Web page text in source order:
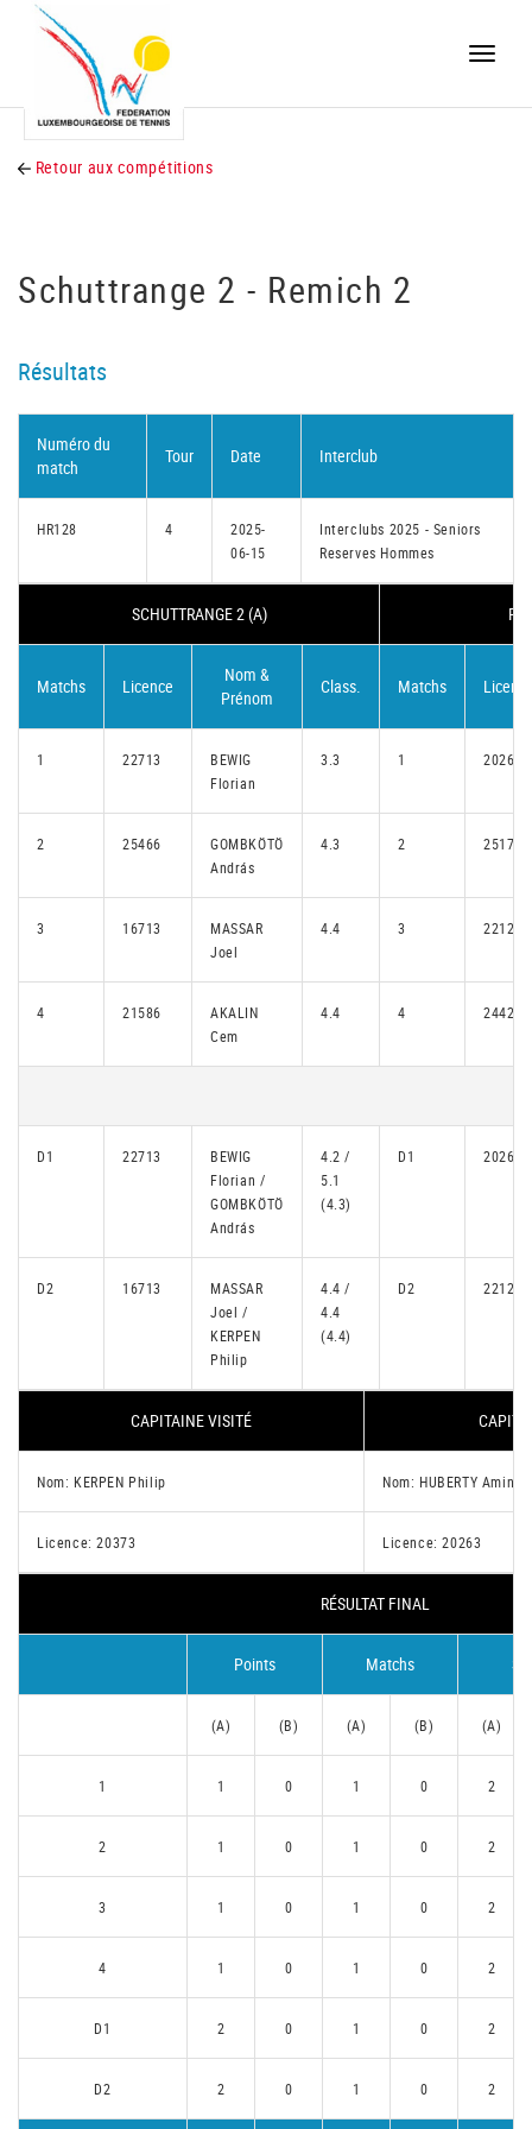
Toggle
Retour aux compétitions
Schuttrange 2 - Remich 2
Résultats
Numéro du
match
Tour Date Interclub
HR128 4
2025-
06-15
Interclubs 2025 - Seniors
Reserves Hommes
SCHUTTRANGE 2 (A)
Matchs Licence
Nom &
Prénom
Class. Matchs
1 22713
BEWIG
Florian
3.3 1 20263
2 25466
GOMBKÖTÖ
András
4.3 2 25177
3 16713
MASSAR
Joel
4.4 3 22123
4 21586
AKALIN
Cem
4.4 4 24425
D1 22713
BEWIG
Florian /
GOMBKÖTÖ
András
4.2 /
5.1
(4.3)
D1 20263
D2 16713
MASSAR
Joel /
KERPEN
Philip
4.4 /
4.4
(4.4)
D2 22123
CAPITAINE VISITÉ
Nom: KERPEN Philip Nom: HUBERTY Amin
Licence: 20373 Licence: 20263
RÉSULTAT FINAL
Points Matchs
(A) (B) (A) (B) (A)
1 1 0 1 0 2
2 1 0 1 0 2
3 1 0 1 0 2
4 1 0 1 0 2
D1 2 0 1 0 2
D2 2 0 1 0 2